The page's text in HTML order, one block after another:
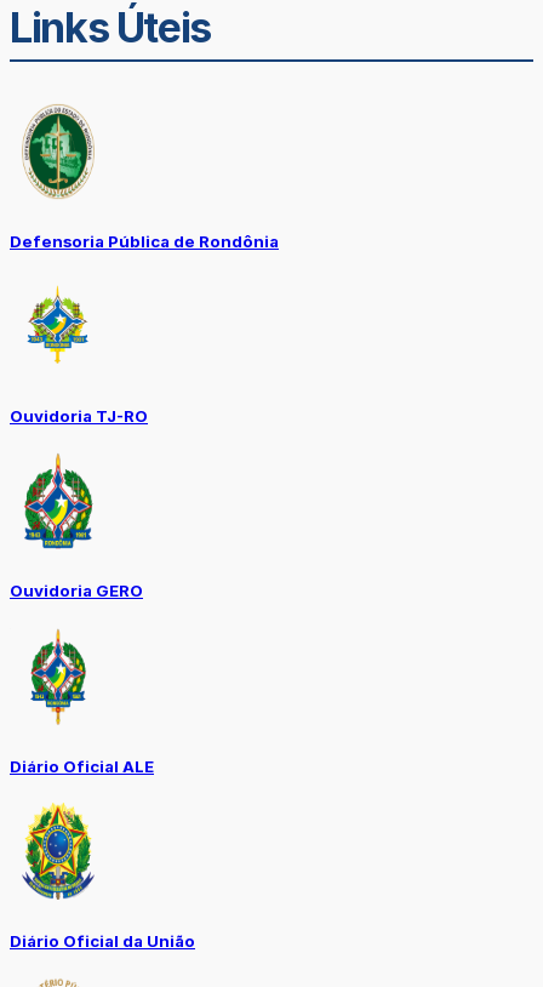
Links Úteis
Defensoria Pública de Rondônia
Ouvidoria TJ-RO
Ouvidoria GERO
Diário Oficial ALE
Diário Oficial da União